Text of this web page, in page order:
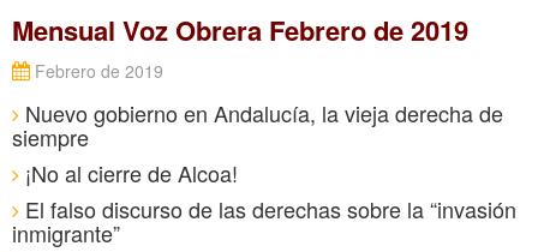
Mensual Voz Obrera Febrero de 2019
Febrero de 2019
Nuevo gobierno en Andalucía, la vieja derecha de
siempre
¡No al cierre de Alcoa!
El falso discurso de las derechas sobre la “invasión
inmigrante”